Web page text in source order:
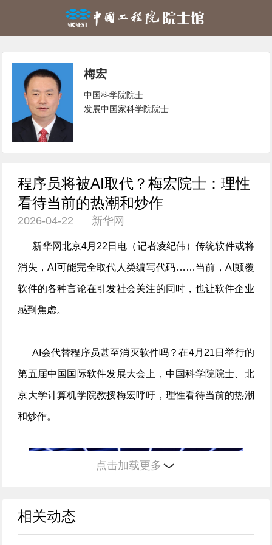
梅宏
中国科学院院士
发展中国家科学院院士
程序员将被AI取代？梅宏院士：理性
看待当前的热潮和炒作
2026-04-22 新华网
新华网北京4月22日电（记者凌纪伟）传统软件或将
消失，AI可能完全取代人类编写代码……当前，AI颠覆
软件的各种言论在引发社会关注的同时，也让软件企业
感到焦虑。
AI会代替程序员甚至消灭软件吗？在4月21日举行的
第五届中国国际软件发展大会上，中国科学院院士、北
京大学计算机学院教授梅宏呼吁，理性看待当前的热潮
和炒作。
点击加载更多
相关动态